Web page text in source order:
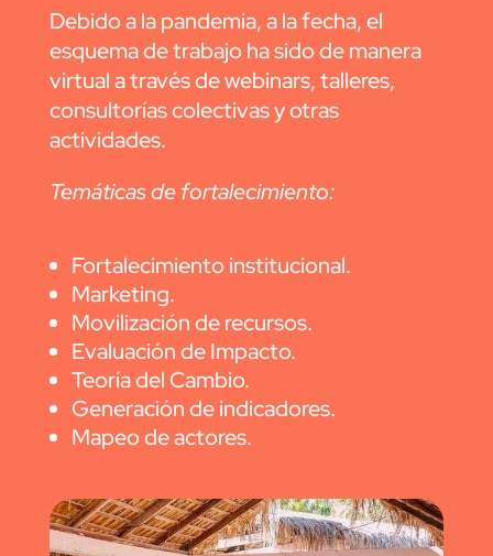
Debido a la pandemia, a la fecha, el
esquema de trabajo ha sido de manera
virtual a través de webinars, talleres,
consultorías colectivas y otras
actividades.
Temáticas de fortalecimiento:
Fortalecimiento institucional.
Marketing.
Movilización de recursos.
Evaluación de Impacto.
Teoría del Cambio.
Generación de indicadores.
Mapeo de actores.